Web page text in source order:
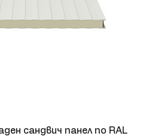
сандвич панел по RAL